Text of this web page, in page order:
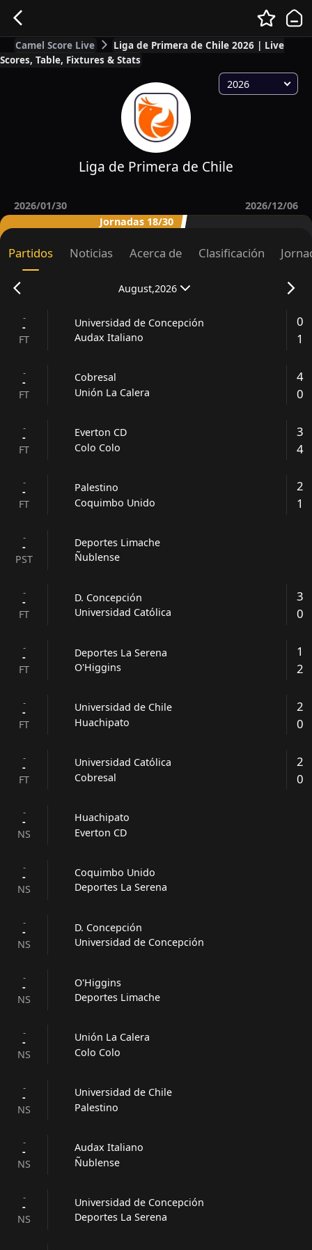
Camel Score Live
Liga de Primera de Chile 2026 | Live
Scores, Table, Fixtures & Stats
2026
Liga de Primera de Chile
2026/01/30
2026/12/06
Jornadas 18/30
Partidos Noticias Acerca de Clasificación
August,2026
-
-
FT
Universidad de Concepción
Audax Italiano
0
1
-
-
FT
Cobresal
Unión La Calera
4
0
-
-
FT
Everton CD
Colo Colo
3
4
-
-
FT
Palestino
Coquimbo Unido
2
1
-
-
PST
Deportes Limache
Ñublense
-
-
FT
D. Concepción
Universidad Católica
3
0
-
-
FT
Deportes La Serena
O'Higgins
1
2
-
-
FT
Universidad de Chile
Huachipato
2
0
-
-
FT
Universidad Católica
Cobresal
2
0
-
-
NS
Huachipato
Everton CD
-
-
NS
Coquimbo Unido
Deportes La Serena
-
-
NS
D. Concepción
Universidad de Concepción
-
-
NS
O'Higgins
Deportes Limache
-
-
NS
Unión La Calera
Colo Colo
-
-
NS
Universidad de Chile
Palestino
-
-
NS
Audax Italiano
Ñublense
-
-
NS
Universidad de Concepción
Deportes La Serena